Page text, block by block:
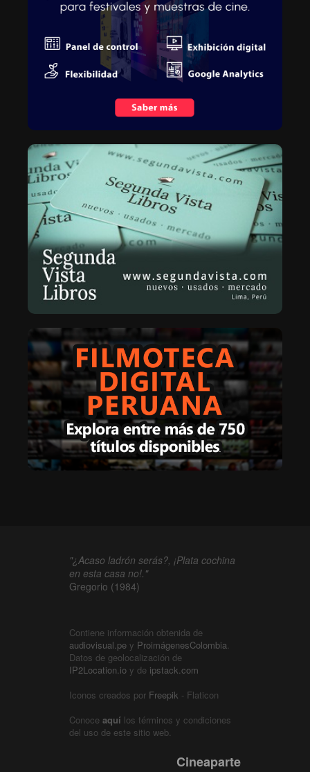
"¿Acaso ladrón serás?, ¡Plata cochina
en esta casa no!."
Gregorio (1984)
Contiene información obtenida de
audiovisual.pe y ProimágenesColombia.
Datos de geolocalización de
IP2Location.io y de ipstack.com
Iconos creados por Freepik - Flaticon
Conoce aquí los términos y condiciones
del uso de este sitio web.
Cineaparte